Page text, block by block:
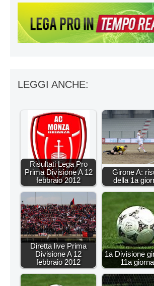
LEGGI ANCHE:
Risultati Lega Pro
Prima Divisione A 12
febbraio 2012
Girone A:
della 1a
Diretta live Prima
Divisione A 12
febbraio 2012
1a Divisione
11a